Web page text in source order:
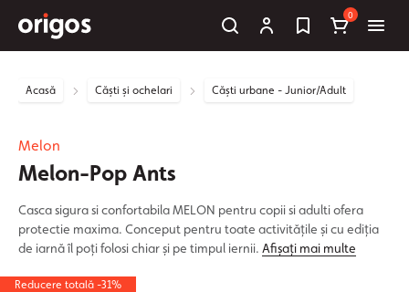
0
Acasă Căști și ochelari Căști urbane - Junior/Adult
Melon
Melon-Pop Ants
Casca sigura si confortabila MELON pentru copii si adulti ofera
protectie maxima. Conceput pentru toate activitățile și cu ediția
de iarnă îl poți folosi chiar și pe timpul iernii. Afișați mai multe
Reducere totală -31%